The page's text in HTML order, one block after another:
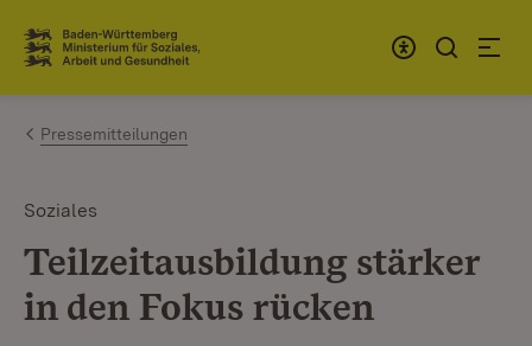
Zum Inhalt springen
Link zur Startseite
Pressemitteilungen
Soziales
Teilzeitausbildung stärker
in den Fokus rücken